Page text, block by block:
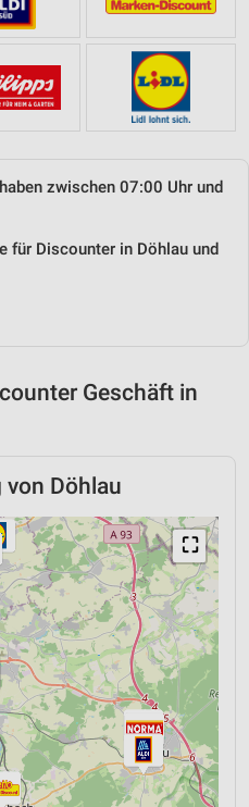
zwischen 07:00 Uhr und
für Discounter in Döhlau und
Geschäft in
von Döhlau
⛶